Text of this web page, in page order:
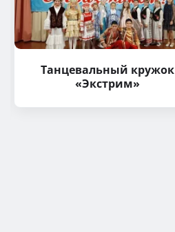
Танцевальный кружок
«Экстрим»